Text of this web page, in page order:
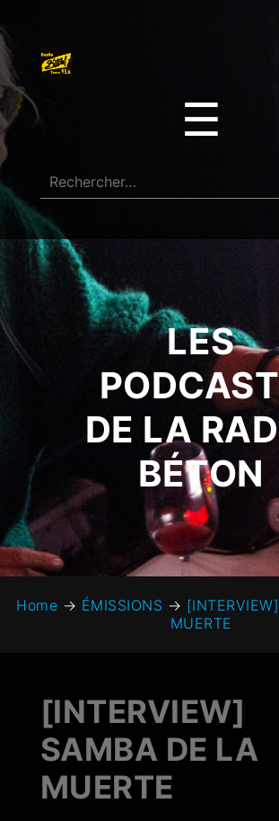
☰
LES
DE LA
BÉTON
Home → ÉMISSIONS →
MUERTE
[INTERVIEW]
SAMBA DE LA
MUERTE